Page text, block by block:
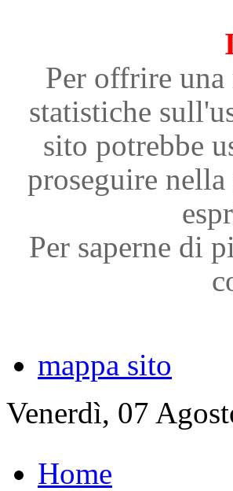
Per offrire
statistiche
sito potrebbe
proseguire
Per saperne di
mappa sito
Venerdì, 07
Home